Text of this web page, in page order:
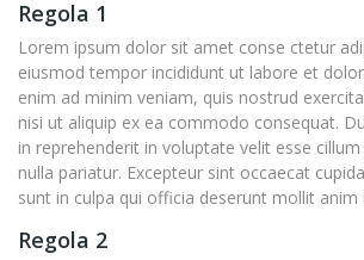
Regola 1
Lorem ipsum dolor sit amet conse ctetur
eiusmod tempor incididunt ut labore et
enim ad minim veniam, quis nostrud
nisi ut aliquip ex ea commodo consequat.
in reprehenderit in voluptate velit esse
nulla pariatur. Excepteur sint occaecat
sunt in culpa qui officia deserunt mollit anim
Regola 2